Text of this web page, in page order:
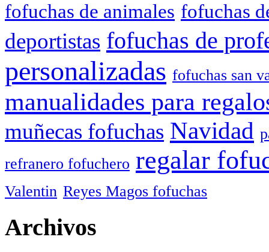
fofuchas de animales fofuchas
deportistas fofuchas de
personalizadas fofuchas san
manualidades para
muñecas fofuchas Navidad
refranero fofuchero regalar
Valentin Reyes Magos fofuchas
Archivos